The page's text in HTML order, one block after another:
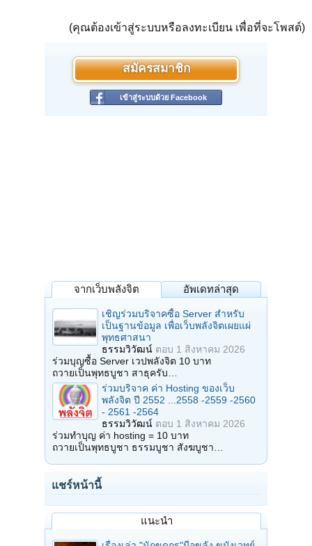
(คุณต้องเข้าสู่ระบบหรือลงทะเบียน เพื่อที่จะโพสต์)
สมัครสมาชิก
เข้าสู่ระบบด้วย Facebook
จากเว็บพลังจิต อัพเดทล่าสุด
เชิญร่วมบริจาคซื้อ Server สำหรับ
เป็นฐานข้อมูล เพื่อเว็บพลังจิตเผยแผ่
พุทธศาสนา
ธรรมวิวัฒน์ ตอบ 1 สิงหาคม 2026
ร่วมบุญซื้อ Server เวปพลังจิต 10 บาท
ถวายเป็นพุทธบูชา สาธุครับ…
ร่วมบริจาค ค่า Hosting ของเว็บ
พลังจิต ปี 2552 ...2558 -2559 -2560
- 2561 -2564
ธรรมวิวัฒน์ ตอบ 1 สิงหาคม 2026
ร่วมทำบุญ ค่า hosting = 10 บาท
ถวายเป็นพุทธบูชา ธรรมบูชา สังฆบูชา…
แชร์หน้านี้
แนะนำ